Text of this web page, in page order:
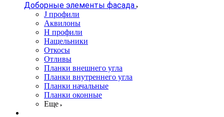
Доборные элементы фасада
J профили
Аквилоны
Н профили
Нащельники
Откосы
Отливы
Планки внешнего угла
Планки внутреннего угла
Планки начальные
Планки оконные
Еще